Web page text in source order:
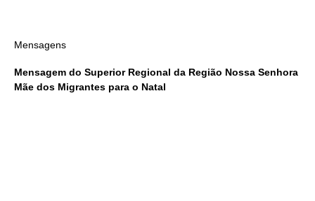
Mensagens
Mensagem do Superior Regional da Região Nossa Senhora
Mãe dos Migrantes para o Natal